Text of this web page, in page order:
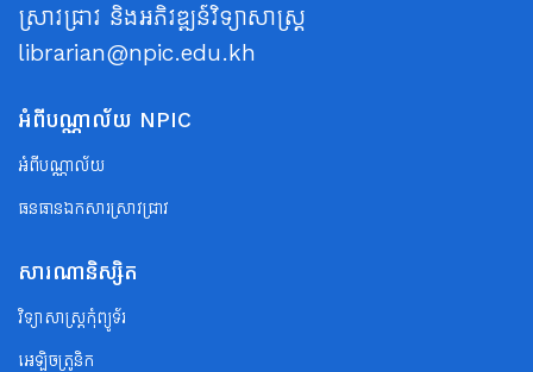
ស្រាវជ្រាវ និងអភិវឌ្ឍន៍វិទ្យាសាស្ត្រ
librarian@npic.edu.kh
អំពីបណ្ណាល័យ NPIC
អំពីបណ្ណាល័យ
ធនធានឯកសារស្រាវជ្រាវ
សារណានិស្សិត
វិទ្យាសាស្ត្រកុំព្យូទ័រ
អេឡិចត្រូនិក